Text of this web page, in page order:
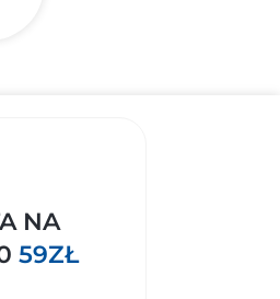
NA
59ZŁ